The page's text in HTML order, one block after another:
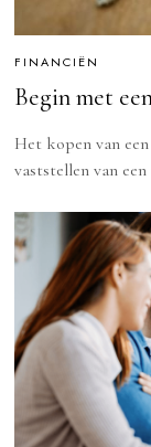
FINANCIËN
Begin met
Het kopen van
vaststellen van